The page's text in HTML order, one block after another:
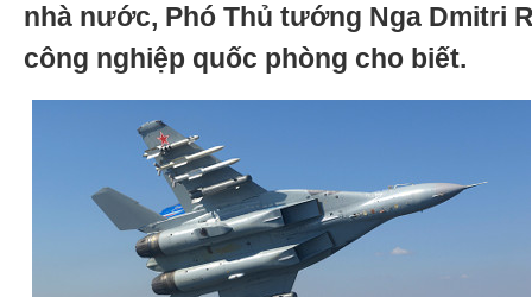
nhà nước, Phó Thủ tướng Nga Dmitri
công nghiệp quốc phòng cho biết.